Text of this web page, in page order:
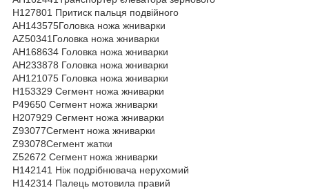
Н127801 Притиск пальця подвійного
АН143575Головка ножа жниварки
АZ50341Головка ножа жниварки
АН168634 Головка ножа жниварки
АН233878 Головка ножа жниварки
АН121075 Головка ножа жниварки
Н153329 Сегмент ножа жниварки
P49650 Сегмент ножа жниварки
Н207929 Сегмент ножа жниварки
Z93077Сегмент ножа жниварки
Z93078Сегмент жатки
Z52672 Сегмент ножа жниварки
Н142141 Ніж подрібнювача нерухомий
Н142314 Палець мотовила правий